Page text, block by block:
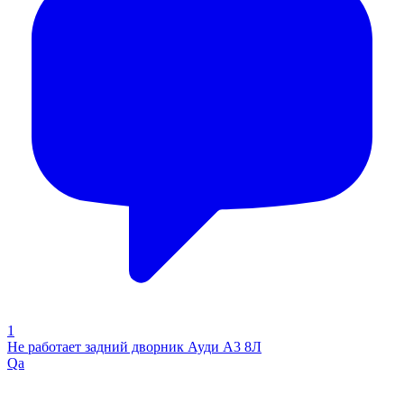
1
Не работает задний дворник Ауди А3 8Л
Qa